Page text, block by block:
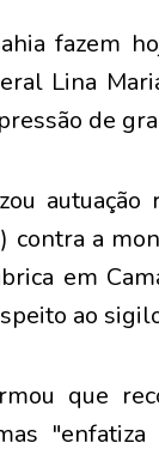
fazem
Lina
de
contra a
em
ao
que